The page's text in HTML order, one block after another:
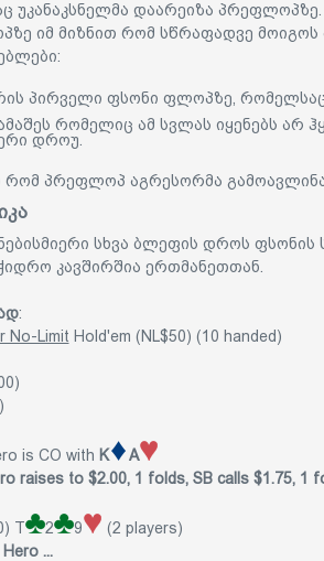
უკანაკსნელმა დაარეიზა
იმ მიზნით რომ სწრაფადვე
პირველი ფსონი ფლოპზე,
რომელიც ამ სვლას იყენებს არ
დროუ.
რომ პრეფლოპ აგრესორმა
სხვა ბლეფის დროს
კავშირშია ერთმანეთთან.
:
No-Limit Hold'em (NL$50) (10 handed)
is CO with K
A
raises to $2.00, 1 folds, SB calls $1.75, 1
T 2 9
(2 players)
...